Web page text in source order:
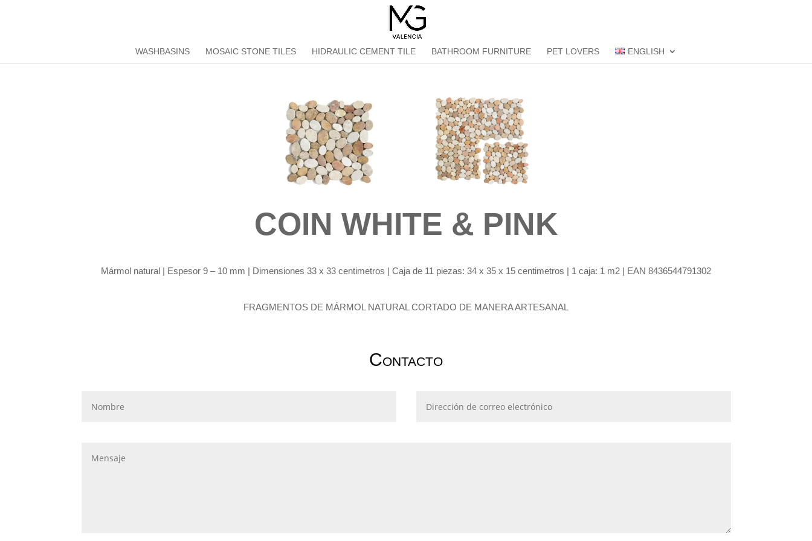
WASHBASINS MOSAIC STONE TILES HIDRAULIC CEMENT TILE BATHROOM FURNITURE PET LOVERS ENGLISH
COIN WHITE & PINK
Mármol natural | Espesor 9 – 10 mm | Dimensiones 33 x 33 centimetros | Caja de 11 piezas: 34 x 35 x 15 centimetros | 1 caja: 1 m2 | EAN 8436544791302
FRAGMENTOS DE MÁRMOL NATURAL CORTADO DE MANERA ARTESANAL
Contacto